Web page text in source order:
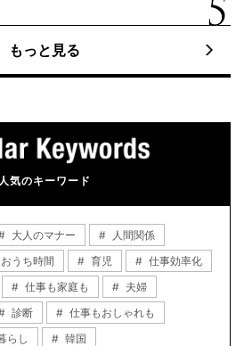
もっと見る
人気のキーワード
大人のマナー
人間関係
おうち時間 育児
仕事効率化
仕事も家庭も
夫婦
診断
仕事もおしゃれも
らし
韓国